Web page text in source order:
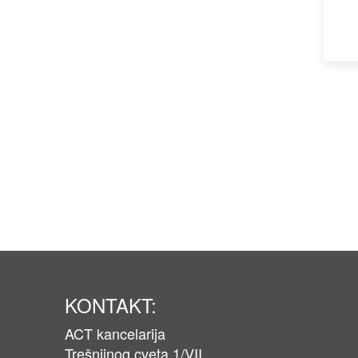
KONTAKT:
ACT kancelarija
Trešnjinog cveta 1/VII